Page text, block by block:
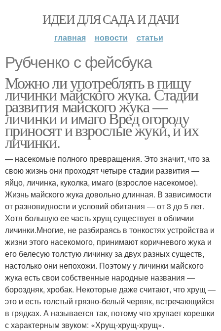
ИДЕИ ДЛЯ САДА И ДАЧИ
главная новости статьи
Рубченко с фейсбука
Можно ли употреблять в пищу
личинки майского жука. Стадии
развития майского жука —
личинки и имаго Вред огороду
приносят и взрослые жуки, и их
личинки.
— насекомые полного превращения. Это значит, что за
свою жизнь они проходят четыре стадии развития —
яйцо, личинка, куколка, имаго (взрослое насекомое).
Жизнь майского жука довольно длинная. В зависимости
от разновидности и условий обитания — от 3 до 5 лет.
Хотя большую ее часть хрущ существует в обличии
личинки.Многие, не разбираясь в тонкостях устройства и
жизни этого насекомого, принимают коричневого жука и
его белесую толстую личинку за двух разных существ,
настолько они непохожи. Поэтому у личинки майского
жука есть свои собственные народные названия —
бороздняк, хробак. Некоторые даже считают, что хрущ —
это и есть толстый грязно-белый червяк, встречающийся
в грядках. А называется так, потому что хрупает корешки
с характерным звуком: «Хрущ-хрущ-хрущ».